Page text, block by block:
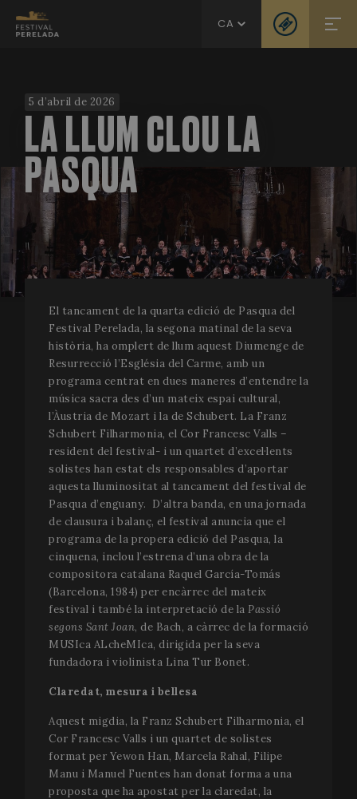
CA
5 d’abril de 2026
LA LLUM CLOU LA
PASQUA
El tancament de la quarta edició de Pasqua del
Festival Perelada, la segona matinal de la seva
història, ha omplert de llum aquest Diumenge de
Resurrecció l’Església del Carme, amb un
programa centrat en dues maneres d’entendre la
música sacra des d’un mateix espai cultural,
l’Àustria de Mozart i la de Schubert. La Franz
Schubert Filharmonia, el Cor Francesc Valls –
resident del festival- i un quartet d’excel·lents
solistes han estat els responsables d’aportar
aquesta lluminositat al tancament del festival de
Pasqua d’enguany. D’altra banda, en una jornada
de clausura i balanç, el festival anuncia que el
programa de la propera edició del Pasqua, la
cinquena, inclou l’estrena d’una obra de la
compositora catalana Raquel García-Tomás
(Barcelona, 1984) per encàrrec del mateix
festival i també la interpretació de la Passió
segons Sant Joan, de Bach, a càrrec de la formació
MUSIca ALcheMIca, dirigida per la seva
fundadora i violinista Lina Tur Bonet.
Claredat, mesura i bellesa
Aquest migdia, la Franz Schubert Filharmonia, el
Cor Francesc Valls i un quartet de solistes
format per Yewon Han, Marcela Rahal, Filipe
Manu i Manuel Fuentes han donat forma a una
proposta que ha apostat per la claredat, la